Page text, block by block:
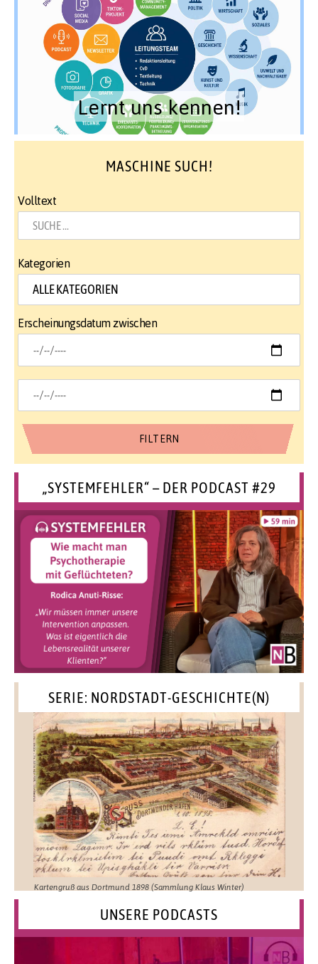
Lernt uns kennen!
MASCHINE SUCH!
Volltext
Kategorien
Erscheinungsdatum zwischen
„SYSTEMFEHLER“ – DER PODCAST #29
SERIE: NORDSTADT-GESCHICHTE(N)
Kartengruß aus Dortmund 1898 (Sammlung Klaus Winter)
UNSERE PODCASTS